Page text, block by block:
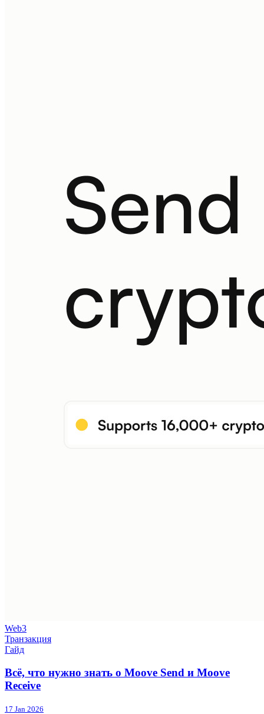
Web3
Транзакция
Гайд
Всё, что нужно знать о Moove Send и Moove
Receive
17 Jan 2026